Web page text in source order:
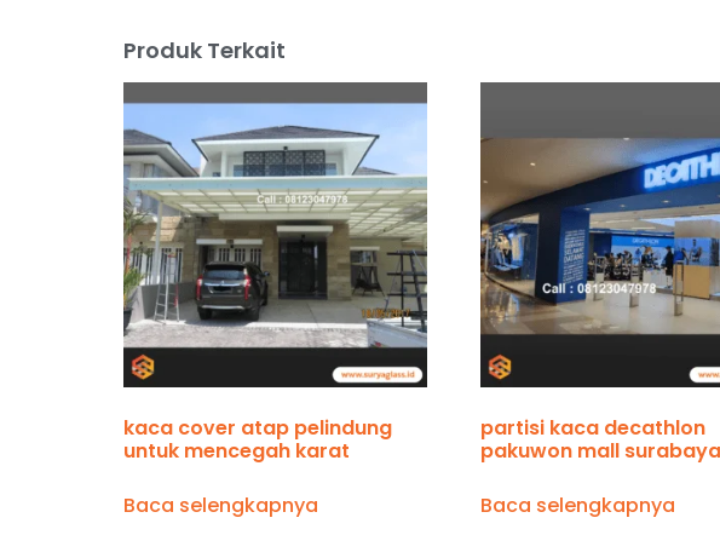
Produk Terkait
kaca cover atap pelindung
untuk mencegah karat
Baca selengkapnya
partisi kaca decathlon
pakuwon mall surabaya
Baca selengkapnya